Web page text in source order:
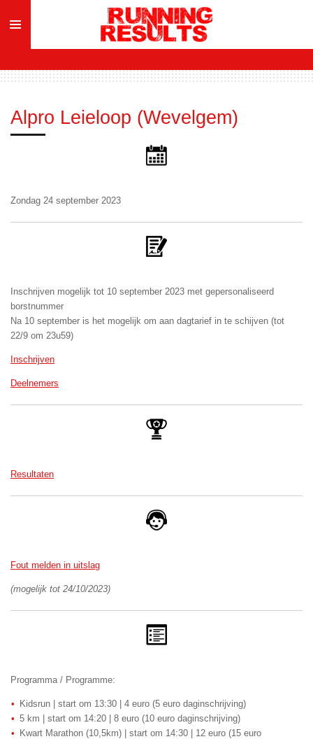
direct
hoofdinhoud
Alpro Leieloop (Wevelgem)
Zondag 24 september 2023
Inschrijven mogelijk tot 10 september 2023 met gepersonaliseerd
borstnummer
Na 10 september is het mogelijk om aan dagtarief in te schijven (tot
22/9 om 23u59)
Inschrijven
Deelnemers
Resultaten
Fout melden in uitslag
(mogelijk tot 24/10/2023)
Programma / Programme:
Kidsrun | start om 13:30 | 4 euro (5 euro daginschrijving)
5 km | start om 14:20 | 8 euro (10 euro daginschrijving)
Kwart Marathon (10,5km) | start om 14:30 | 12 euro (15 euro